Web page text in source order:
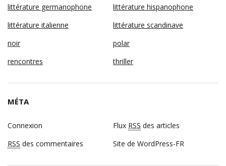
littérature germanophone
littérature hispanophone
littérature italienne
littérature scandinave
noir
polar
rencontres
thriller
MÉTA
Connexion Flux RSS des articles
RSS des commentaires Site de WordPress-FR